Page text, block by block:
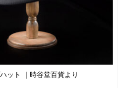
ハット ｜時谷堂百貨より